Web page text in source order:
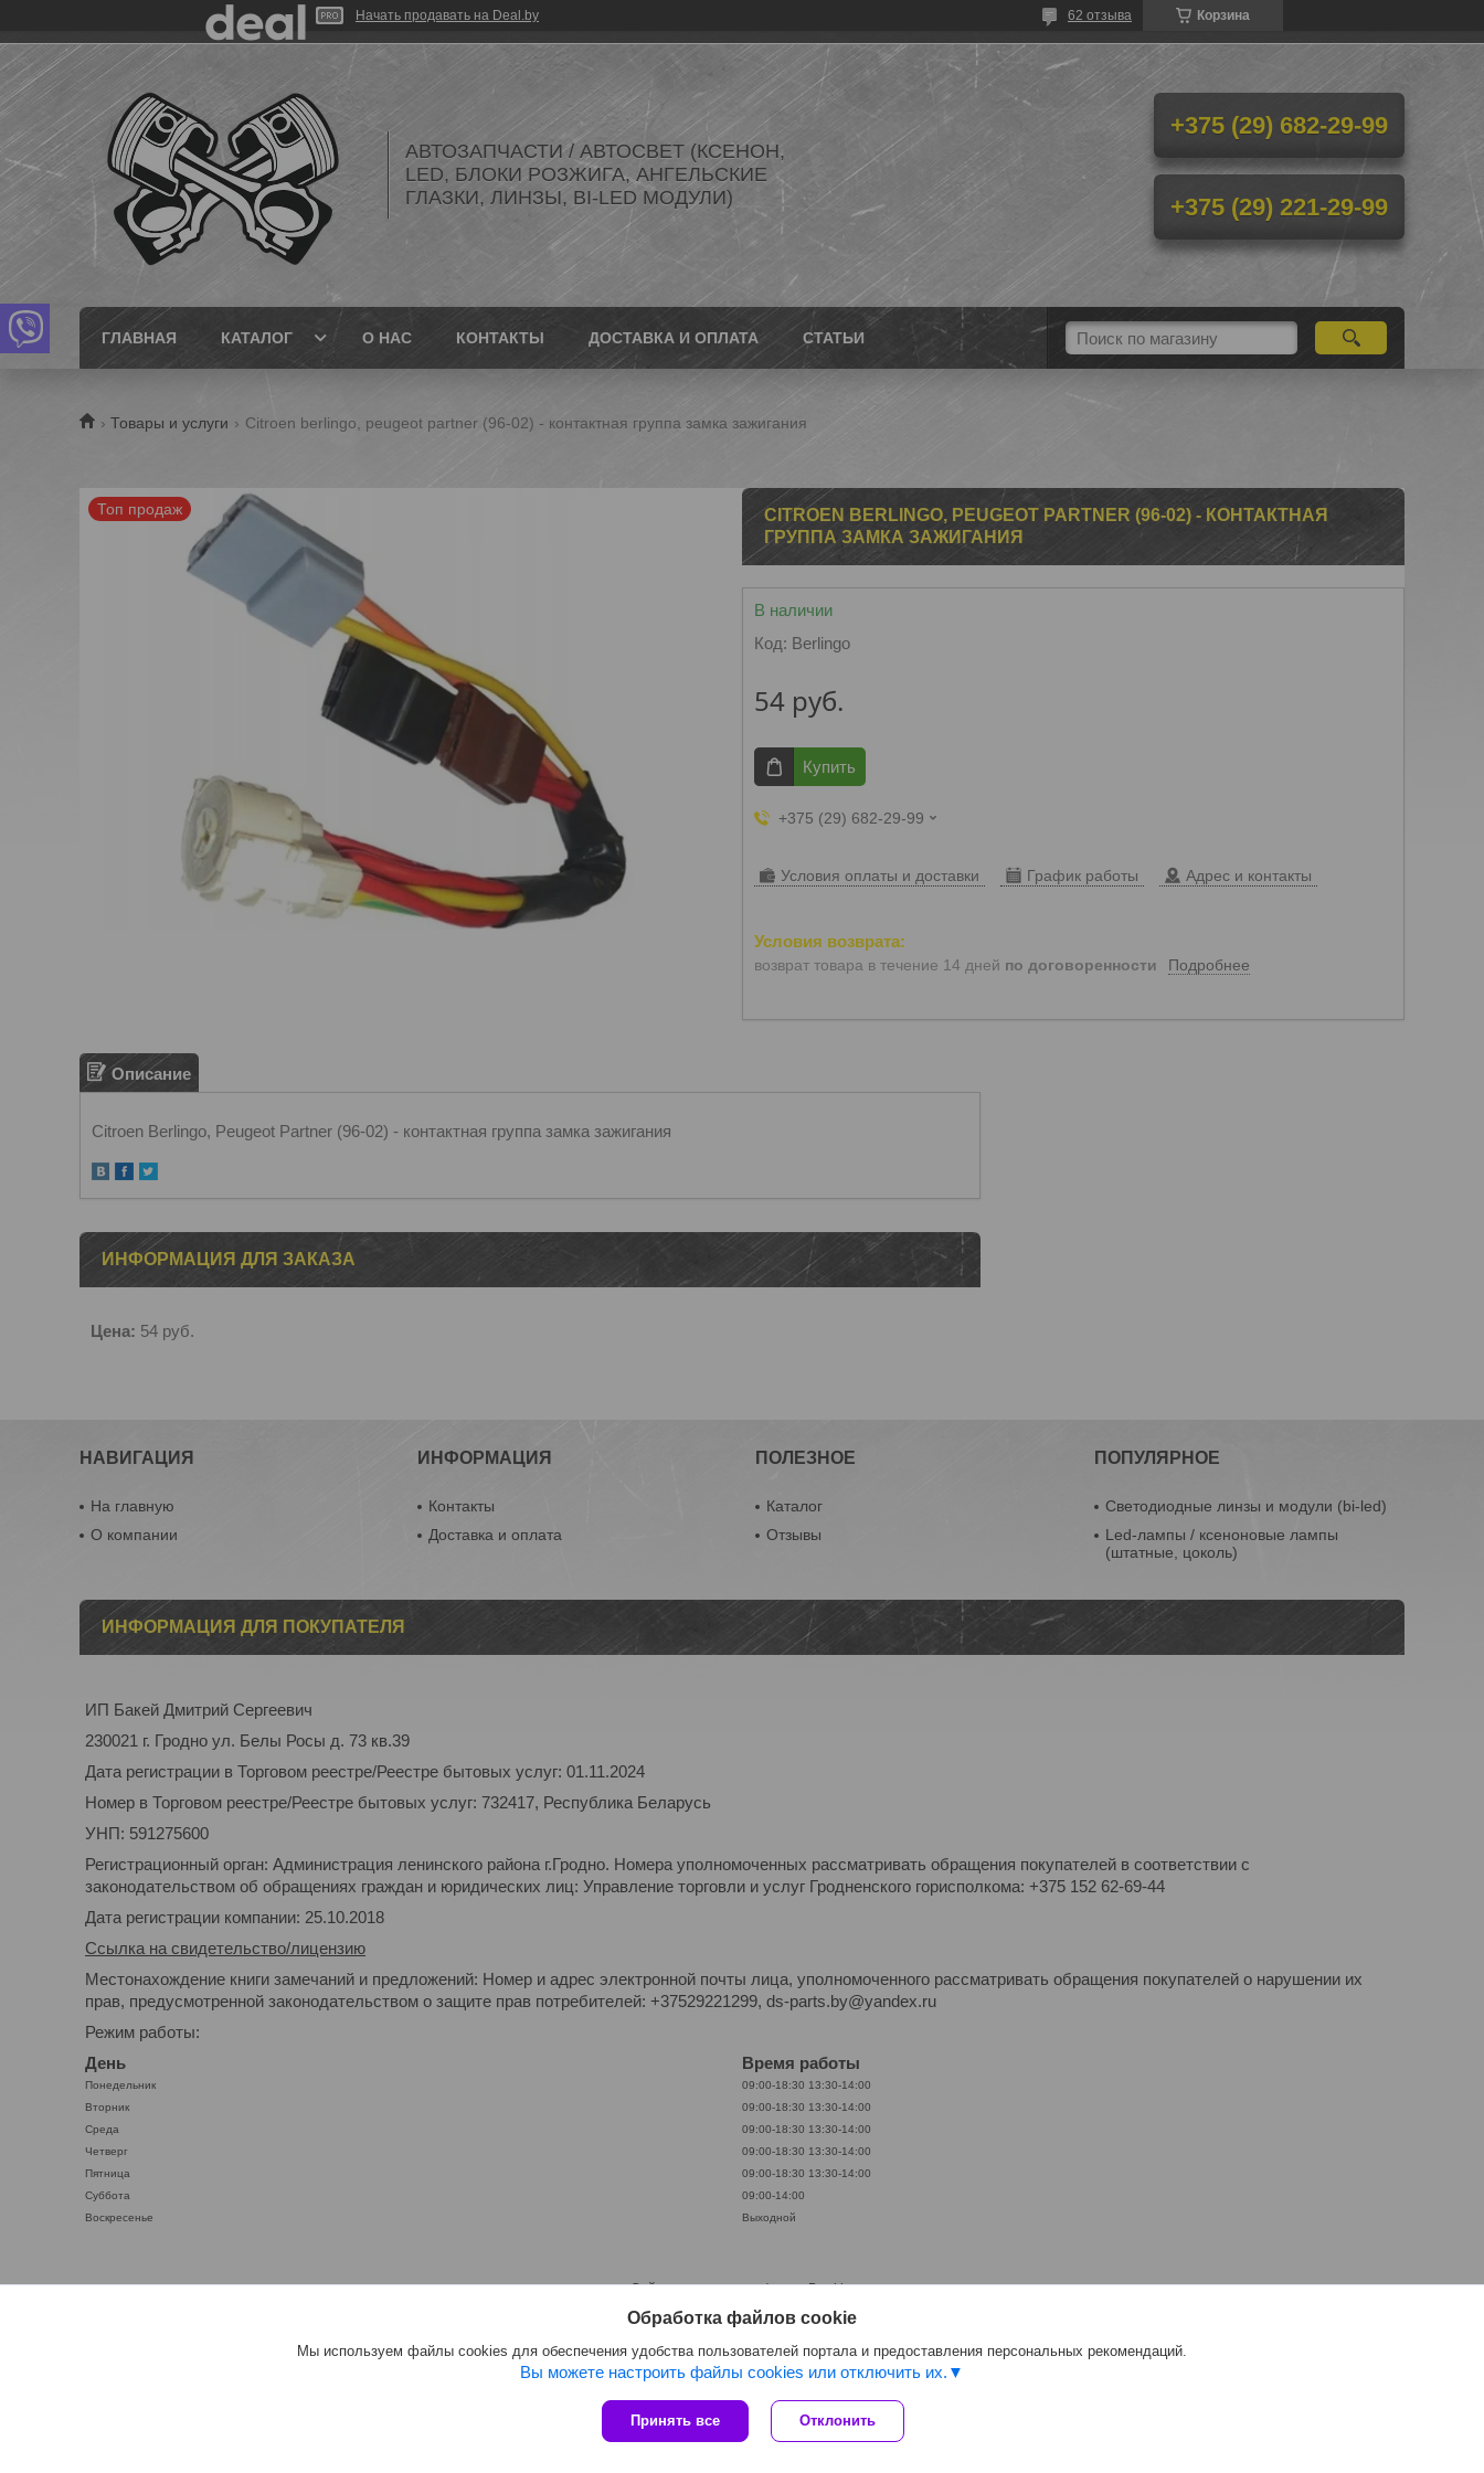
Начать продавать на Deal.by Корзина
62 отзыва
АВТОЗАПЧАСТИ / АВТОСВЕТ (КСЕНОН,
LED, БЛОКИ РОЗЖИГА, АНГЕЛЬСКИЕ
ГЛАЗКИ, ЛИНЗЫ, BI-LED МОДУЛИ)
+375 (29) 682-29-99
+375 (29) 221-29-99
ГЛАВНАЯ КАТАЛОГ О НАС КОНТАКТЫ ДОСТАВКА И ОПЛАТА СТАТЬИ
Товары и услуги Citroen berlingo, peugeot partner (96-02) - контактная группа замка зажигания
Топ продаж
CITROEN BERLINGO, PEUGEOT PARTNER (96-02) - КОНТАКТНАЯ
ГРУППА ЗАМКА ЗАЖИГАНИЯ
В наличии
Код: Berlingo
54 руб.
Купить
+375 (29) 682-29-99
Условия оплаты и доставки График работы Адрес и контакты
возврат товара в течение 14 дней по договоренности Подробнее
Описание
Citroen Berlingo, Peugeot Partner (96-02) - контактная группа замка зажигания
ИНФОРМАЦИЯ ДЛЯ ЗАКАЗА
Цена: 54 руб.
НАВИГАЦИЯ
На главную
О компании
ИНФОРМАЦИЯ
Контакты
Доставка и оплата
ПОЛЕЗНОЕ
Каталог
Отзывы
ПОПУЛЯРНОЕ
Светодиодные линзы и модули (bi-led)
Led-лампы / ксеноновые лампы
(штатные, цоколь)
ИНФОРМАЦИЯ ДЛЯ ПОКУПАТЕЛЯ
ИП Бакей Дмитрий Сергеевич
230021 г. Гродно ул. Белы Росы д. 73 кв.39
Дата регистрации в Торговом реестре/Реестре бытовых услуг: 01.11.2024
Номер в Торговом реестре/Реестре бытовых услуг: 732417, Республика Беларусь
УНП: 591275600
Регистрационный орган: Администрация ленинского района г.Гродно. Номера уполномоченных рассматривать обращения покупателей в соответствии с
законодательством об обращениях граждан и юридических лиц: Управление торговли и услуг Гродненского горисполкома: +375 152 62-69-44
Дата регистрации компании: 25.10.2018
Ссылка на свидетельство/лицензию
Местонахождение книги замечаний и предложений: Номер и адрес электронной почты лица, уполномоченного рассматривать обращения покупателей о нарушении их
прав, предусмотренной законодательством о защите прав потребителей: +37529221299, ds-parts.by@yandex.ru
Режим работы:
День
Время работы
Понедельник 09:00-18:30 13:30-14:00
Вторник
09:00-18:30 13:30-14:00
Среда
09:00-18:30 13:30-14:00
Четверг
09:00-18:30 13:30-14:00
Пятница
09:00-18:30 13:30-14:00
Суббота
09:00-14:00
Воскресенье
Выходной
Сайт создан на платформе Deal.by
Политика обработки файлов cookies
Обработка файлов cookie
Мы используем файлы cookies для обеспечения удобства пользователей портала и предоставления персональных рекомендаций.
Вы можете настроить файлы cookies или отключить их.
Принять все Отклонить
МАГАЗИН КАЧЕСТВЕННОГО АВТОСВЕТА | Пожаловаться на контент
Select Language ▼